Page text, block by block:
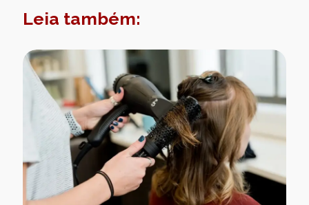
Leia também: